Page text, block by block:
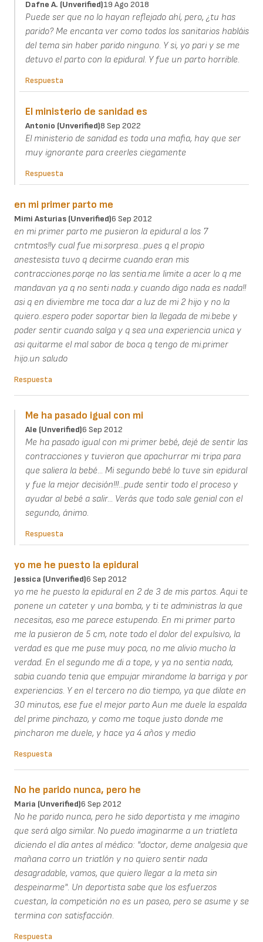
Dafne A. (unverified)19 Ago 2018
Puede ser que no lo hayan reflejado ahí, pero, ¿tu has
parido? Me encanta ver como todos los sanitarios habláis
del tema sin haber parido ninguno. Y si, yo pari y se me
detuvo el parto con la epidural. Y fue un parto horrible.
Respuesta
El ministerio de sanidad es
Antonio (unverified)8 Sep 2022
El ministerio de sanidad es toda una mafia, hay que ser
muy ignorante para creerles ciegamente
Respuesta
en mi primer parto me
Mimi Asturias (unverified)6 Sep 2012
en mi primer parto me pusieron la epidural a los 7
cntmtos!!y cual fue mi.sorpresa...pues q el propio
anestesista tuvo q decirme cuando eran mis
contracciones.porqe no las sentia.me limite a acer lo q me
mandavan ya q no senti nada..y cuando digo nada es nada!!
asi q en diviembre me toca dar a luz de mi 2 hijo y no la
quiero..espero poder soportar bien la llegada de mi.bebe y
poder sentir cuando salga y q sea una experiencia unica y
asi quitarme el mal sabor de boca q tengo de mi.primer
hijo.un saludo
Respuesta
Me ha pasado igual con mi
Ale (unverified)6 Sep 2012
Me ha pasado igual con mi primer bebé, dejé de sentir las
contracciones y tuvieron que apachurrar mi tripa para
que saliera la bebé... Mi segundo bebé lo tuve sin epidural
y fue la mejor decisión!!!...pude sentir todo el proceso y
ayudar al bebé a salir... Verás que todo sale genial con el
segundo, ánimo.
Respuesta
yo me he puesto la epidural
Jessica (unverified)6 Sep 2012
yo me he puesto la epidural en 2 de 3 de mis partos. Aqui te
ponene un cateter y una bomba, y ti te administras la que
necesitas, eso me parece estupendo. En mi primer parto
me la pusieron de 5 cm, note todo el dolor del expulsivo, la
verdad es que me puse muy poca, no me alivio mucho la
verdad. En el segundo me di a tope, y ya no sentia nada,
sabia cuando tenia que empujar mirandome la barriga y por
experiencias. Y en el tercero no dio tiempo, ya que dilate en
30 minutos, ese fue el mejor parto Aun me duele la espalda
del prime pinchazo, y como me toque justo donde me
pincharon me duele, y hace ya 4 años y medio
Respuesta
No he parido nunca, pero he
Maria (unverified)6 Sep 2012
No he parido nunca, pero he sido deportista y me imagino
que será algo similar. No puedo imaginarme a un triatleta
diciendo el día antes al médico: "doctor, deme analgesia que
mañana corro un triatlón y no quiero sentir nada
desagradable, vamos, que quiero llegar a la meta sin
despeinarme". Un deportista sabe que los esfuerzos
cuestan, la competición no es un paseo, pero se asume y se
termina con satisfacción.
Respuesta